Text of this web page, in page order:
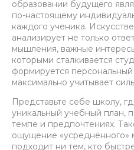
образовании будущего
по-настоящему
каждого ученика.
анализирует не только
мышления, важные
которыми сталкивается
формируется
максимально учитывает
Представьте себе школу,
уникальный учебный план,
темпе и предпочтениях.
ощущение «усреднённого»
подходит ни тем, кто